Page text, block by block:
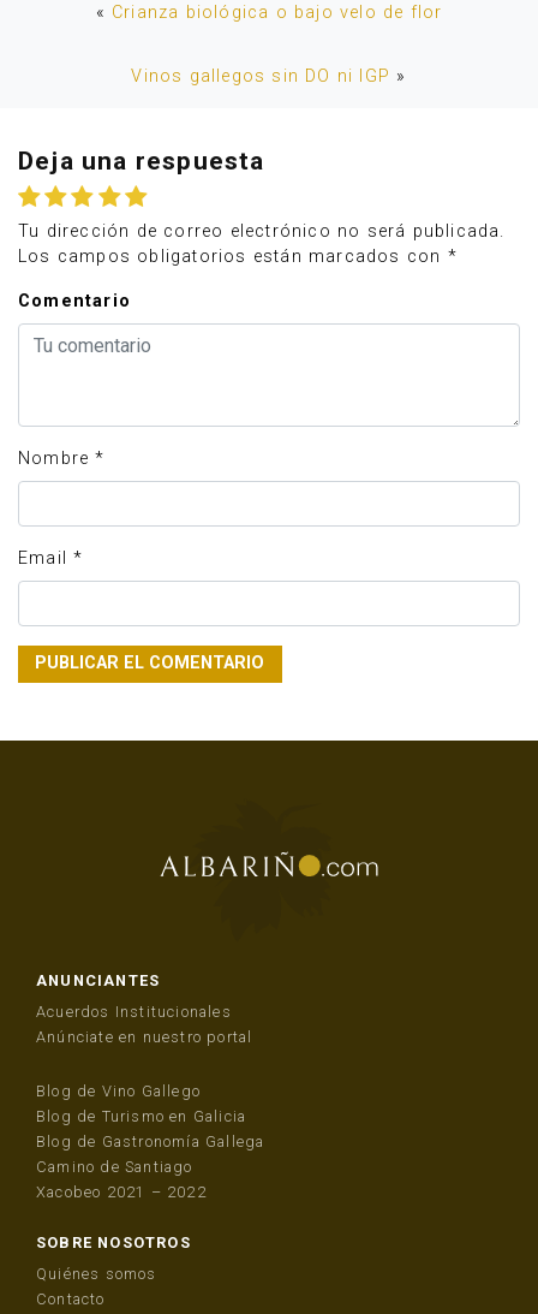
« Crianza biológica o bajo velo de flor
Vinos gallegos sin DO ni IGP »
Deja una respuesta
Tu dirección de correo electrónico no será publicada.
Los campos obligatorios están marcados con *
Comentario
Nombre *
Email *
ANUNCIANTES
Acuerdos Institucionales
Anúnciate en nuestro portal
Blog de Vino Gallego
Blog de Turismo en Galicia
Blog de Gastronomía Gallega
Camino de Santiago
Xacobeo 2021 – 2022
SOBRE NOSOTROS
Quiénes somos
Contacto